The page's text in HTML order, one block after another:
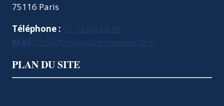
75116 Paris
Téléphone : 01.72.60.54.39
Mail : info@fondationconcorde.com
PLAN DU SITE